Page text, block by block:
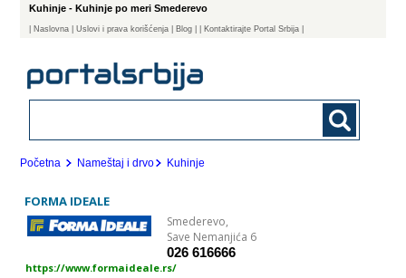
Kuhinje - Kuhinje po meri Smederevo
Naslovna | Uslovi i prava korišćenja Blog | Kontaktirajte Portal Srbija |
Početna Nameštaj i drvo Kuhinje
FORMA IDEALE
Smederevo,
Save Nemanjića 6
026 616666
https://www.formaideale.rs/